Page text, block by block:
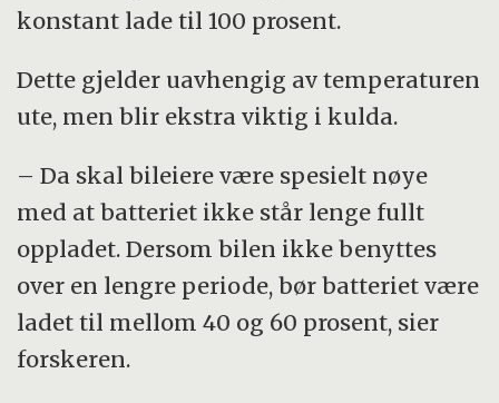
konstant lade til 100 prosent.
Dette gjelder uavhengig av temperaturen
ute, men blir ekstra viktig i kulda.
– Da skal bileiere være spesielt nøye
med at batteriet ikke står lenge fullt
oppladet. Dersom bilen ikke benyttes
over en lengre periode, bør batteriet være
ladet til mellom 40 og 60 prosent, sier
forskeren.